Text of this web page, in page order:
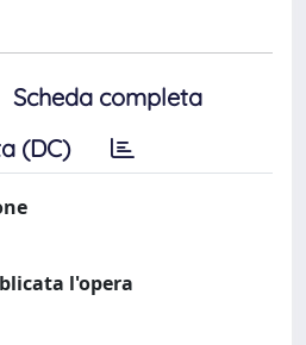
Scheda completa
(DC)
l'opera